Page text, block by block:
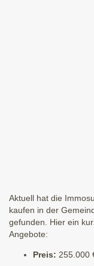
Aktuell hat die
kaufen in der
gefunden. Hier ein
Angebote:
Preis: 255.000